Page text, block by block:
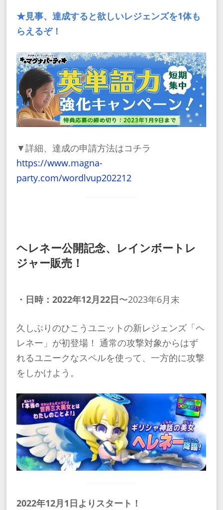
★見事、​達成すると欲しいレジェンズを1体も
らえるぞ！
▼詳細、達成の申請方法はコチラ
https://www.magna-
party.com/wordlvup202212
ヘレネー公開記念、レインボートレ
ジャー販売！
・日時：2022年12月22日〜2023年6月末
久しぶりのひこうユニットの新レジェンズ「ヘ
レネー」が初登場！ 通常の攻撃対象からはず
れるユニークなスペルを使って、一方的に攻撃
をしかけよう。
2022年12月1日よりスタート！